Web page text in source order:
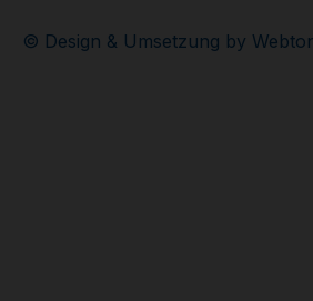
© Design & Umsetzung by